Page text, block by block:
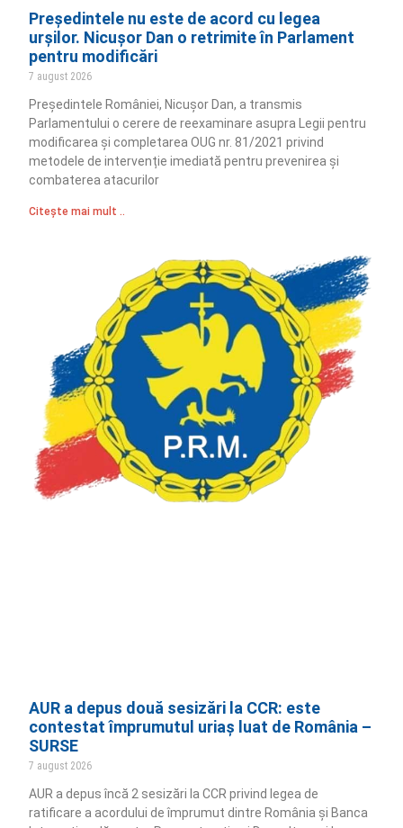
Președintele nu este de acord cu legea
urșilor. Nicușor Dan o retrimite în Parlament
pentru modificări
7 august 2026
Președintele României, Nicușor Dan, a transmis
Parlamentului o cerere de reexaminare asupra Legii pentru
modificarea și completarea OUG nr. 81/2021 privind
metodele de intervenție imediată pentru prevenirea și
combaterea atacurilor
Citește mai mult ..
AUR a depus două sesizări la CCR: este
contestat împrumutul uriaș luat de România –
SURSE
7 august 2026
AUR a depus încă 2 sesizări la CCR privind legea de
ratificare a acordului de împrumut dintre România și Banca